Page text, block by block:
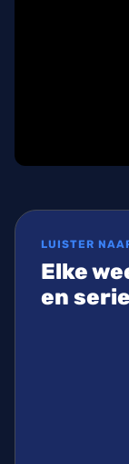
LUISTER
Elke
en